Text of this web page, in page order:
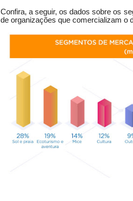
Confira, a seguir, os dados sobre os
de organizações que comercializam o